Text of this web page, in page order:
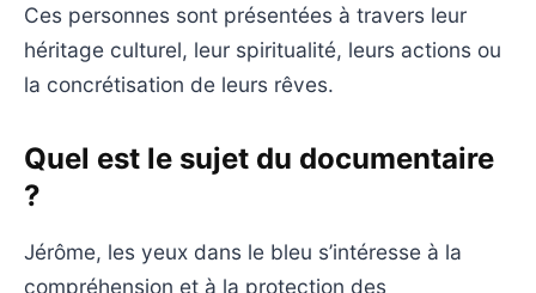
Ces personnes sont présentées à travers leur
héritage culturel, leur spiritualité, leurs actions ou
la concrétisation de leurs rêves.
Quel est le sujet du documentaire
?
Jérôme, les yeux dans le bleu s’intéresse à la
compréhension et à la protection des